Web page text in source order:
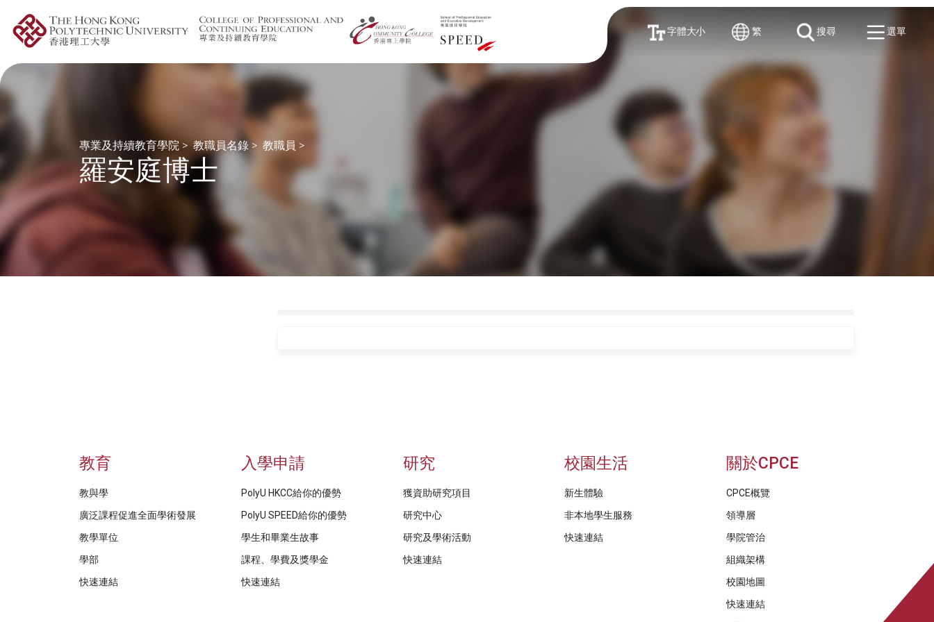
字體大小 繁 搜尋 選單
專業及持續教育學院 > 教職員名錄 > 教職員 >
羅安庭博士
教育
教與學
廣泛課程促進全面學術發展
教學單位
學部
快速連結
入學申請
PolyU HKCC給你的優勢
PolyU SPEED給你的優勢
學生和畢業生故事
課程、學費及獎學金
快速連結
研究
獲資助研究項目
研究中心
研究及學術活動
快速連結
校園生活
新生體驗
非本地學生服務
快速連結
關於CPCE
CPCE概覽
領導層
學院管治
組織架構
校園地圖
快速連結